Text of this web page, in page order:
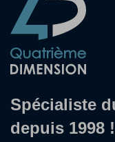
Spécialiste
depuis 1998 !